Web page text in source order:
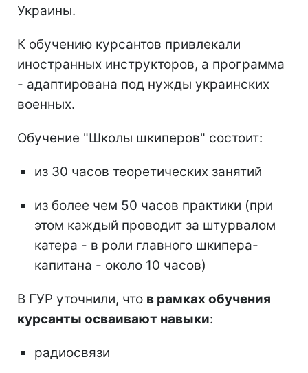
Украины.
К обучению курсантов привлекали
иностранных инструкторов, а программа
- адаптирована под нужды украинских
военных.
Обучение "Школы шкиперов" состоит:
из 30 часов теоретических занятий
из более чем 50 часов практики (при
этом каждый проводит за штурвалом
катера - в роли главного шкипера-
капитана - около 10 часов)
В ГУР уточнили, что в рамках обучения
курсанты осваивают навыки:
радиосвязи